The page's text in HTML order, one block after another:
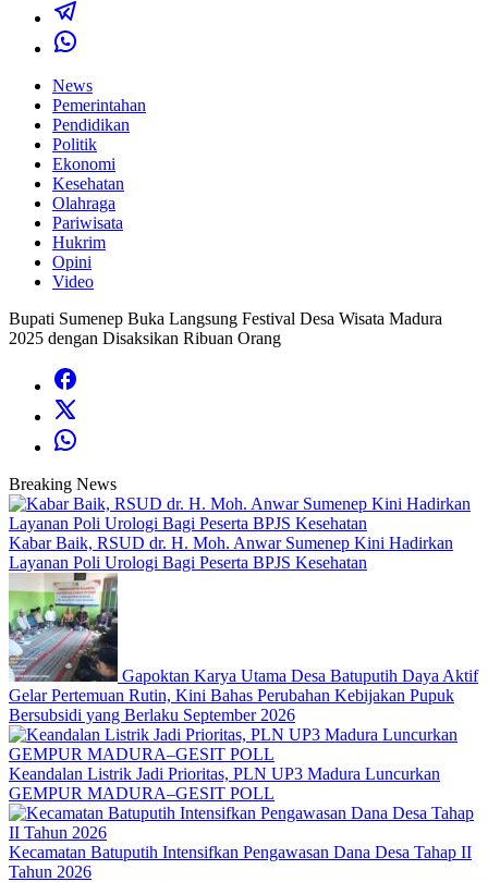
News
Pemerintahan
Pendidikan
Politik
Ekonomi
Kesehatan
Olahraga
Pariwisata
Hukrim
Opini
Video
Bupati Sumenep Buka Langsung Festival Desa Wisata Madura
2025 dengan Disaksikan Ribuan Orang
Breaking News
Kabar Baik, RSUD dr. H. Moh. Anwar Sumenep Kini Hadirkan
Layanan Poli Urologi Bagi Peserta BPJS Kesehatan
Gapoktan Karya Utama Desa Batuputih Daya Aktif
Gelar Pertemuan Rutin, Kini Bahas Perubahan Kebijakan Pupuk
Bersubsidi yang Berlaku September 2026
Keandalan Listrik Jadi Prioritas, PLN UP3 Madura Luncurkan
GEMPUR MADURA–GESIT POLL
Kecamatan Batuputih Intensifkan Pengawasan Dana Desa Tahap II
Tahun 2026